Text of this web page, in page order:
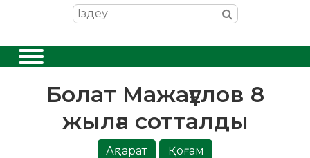
Болат Мажағұлов 8
жылға сотталды
Ақпарат
Қоғам